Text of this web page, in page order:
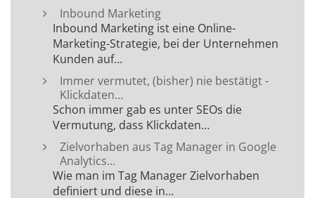
Inbound Marketing
Inbound Marketing ist eine Online-
Marketing-Strategie, bei der Unternehmen
Kunden auf…
Immer vermutet, (bisher) nie bestätigt -
Klickdaten…
Schon immer gab es unter SEOs die
Vermutung, dass Klickdaten…
Zielvorhaben aus Tag Manager in Google
Analytics…
Wie man im Tag Manager Zielvorhaben
definiert und diese in…